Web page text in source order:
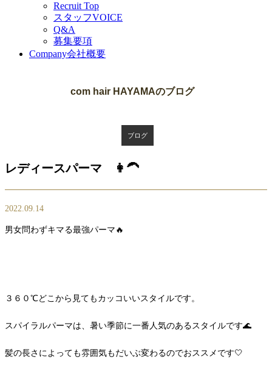
Recruit Top
スタッフVOICE
Q&A
募集要項
Company会社概要
com hair HAYAMAのブログ
ブログ
レディースパーマ 👩‍🦱
2022.09.14
男女問わずキマる最強パーマ🔥
３６０℃どこから見てもカッコいいスタイルです。
スパイラルパーマは、暑い季節に一番人気のあるスタイルです🌊
髪の長さによっても雰囲気もだいぶ変わるのでおススメです🤍